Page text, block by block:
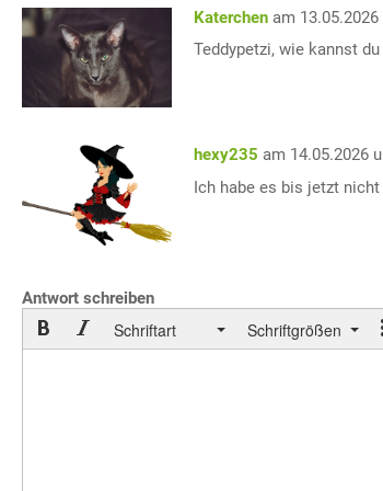
Katerchen am
Teddypetzi, wie kannst
hexy235 am 14.05.2026
Ich habe es bis jetzt
Antwort schreiben
Schriftart Schriftgrößen